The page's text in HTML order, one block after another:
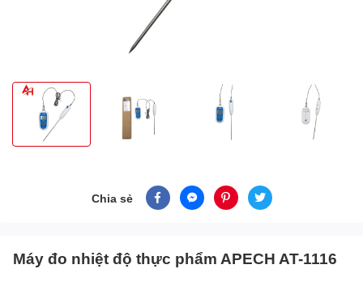
Chia sẻ
Máy đo nhiệt độ thực phẩm APECH AT-1116